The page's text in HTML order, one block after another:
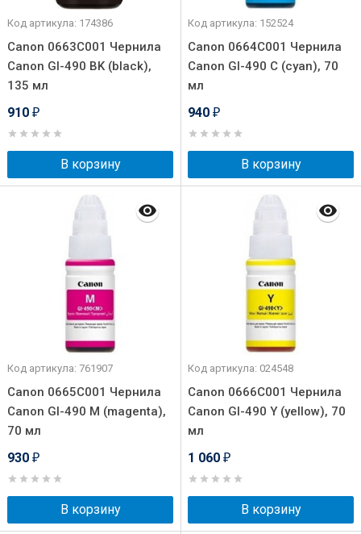
Код артикула: 174386
Canon 0663C001 Чернила
Canon GI-490 BK (black),
135 мл
910 ₽
В корзину
Код артикула: 152524
Canon 0664C001 Чернила
Canon GI-490 C (cyan), 70
мл
940 ₽
В корзину
Код артикула: 761907
Canon 0665C001 Чернила
Canon GI-490 M (magenta),
70 мл
930 ₽
В корзину
Код артикула: 024548
Canon 0666C001 Чернила
Canon GI-490 Y (yellow), 70
мл
1 060 ₽
В корзину